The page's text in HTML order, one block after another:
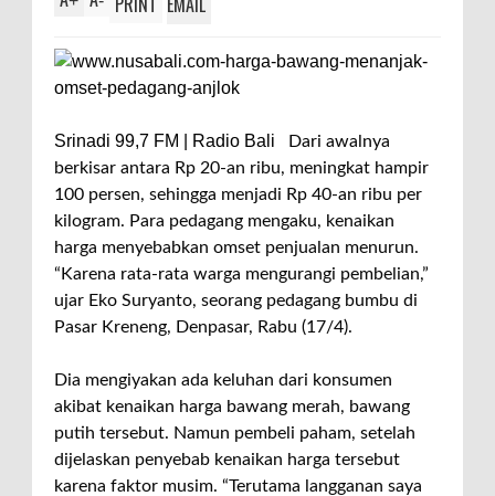
Srinadi 99,7 FM | Radio Bali
Dari awalnya
berkisar antara Rp 20-an ribu, meningkat hampir
100 persen, sehingga menjadi Rp 40-an ribu per
kilogram. Para pedagang mengaku, kenaikan
harga menyebabkan omset penjualan menurun.
“Karena rata-rata warga mengurangi pembelian,”
ujar Eko Suryanto, seorang pedagang bumbu di
Pasar Kreneng, Denpasar, Rabu (17/4).
Dia mengiyakan ada keluhan dari konsumen
akibat kenaikan harga bawang merah, bawang
putih tersebut. Namun pembeli paham, setelah
dijelaskan penyebab kenaikan harga tersebut
karena faktor musim. “Terutama langganan saya